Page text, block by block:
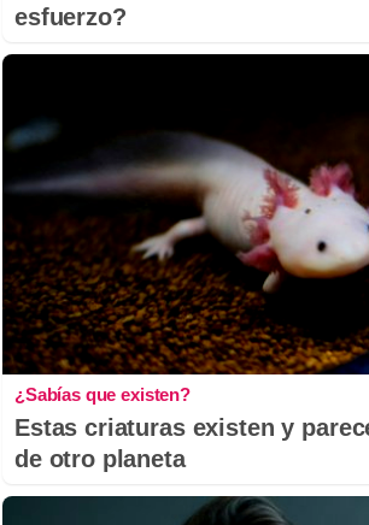
esfuerzo?
¿Sabías que existen?
Estas criaturas existen y
de otro planeta